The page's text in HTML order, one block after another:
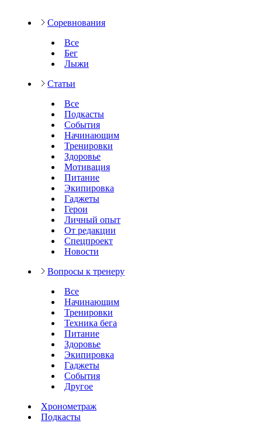
Соревнования
Все
Бег
Лыжи
Статьи
Все
Подкасты
События
Начинающим
Тренировки
Здоровье
Мотивация
Питание
Экипировка
Гаджеты
Герои
Личный опыт
От редакции
Спецпроект
Новости
Вопросы к тренеру
Все
Начинающим
Тренировки
Техника бега
Питание
Здоровье
Экипировка
Гаджеты
События
Другое
Хронометраж
Подкасты